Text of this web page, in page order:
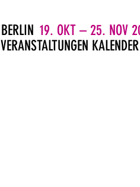
19. OKT – 25. NOV
VERANSTALTUNGEN KALENDER